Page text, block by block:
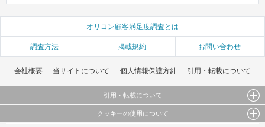
オリコン顧客満足度調査とは
調査方法 掲載規約 お問い合わせ
会社概要 当サイトについて 個人情報保護方針 引用・転載について
引用・転載について
当サイトで公開されている情報（文字、写真、イラスト、画像データ等）及びこれらの配置・
クッキーの使用について